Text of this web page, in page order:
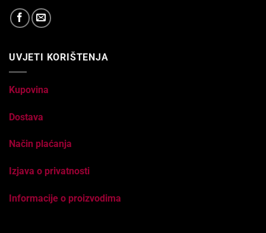
UVJETI KORIŠTENJA
Kupovina
Dostava
Način plaćanja
Izjava o privatnosti
Informacije o proizvodima